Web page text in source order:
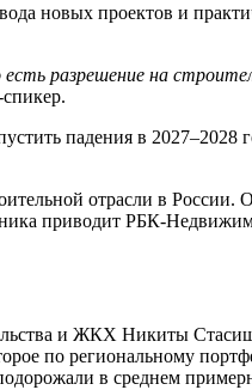
новых проектов и
разрешение на
падения в
отрасли в
приводит РБК-
и ЖКХ Никиты
по региональному
в среднем